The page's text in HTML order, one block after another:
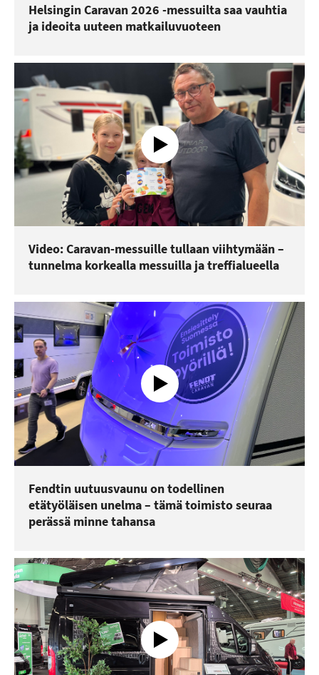
Helsingin Caravan 2026 -messuilta saa vauhtia
ja ideoita uuteen matkailuvuoteen
Video: Caravan-messuille tullaan viihtymään –
tunnelma korkealla messuilla ja treffialueella
Fendtin uutuusvaunu on todellinen
etätyöläisen unelma – tämä toimisto seuraa
perässä minne tahansa